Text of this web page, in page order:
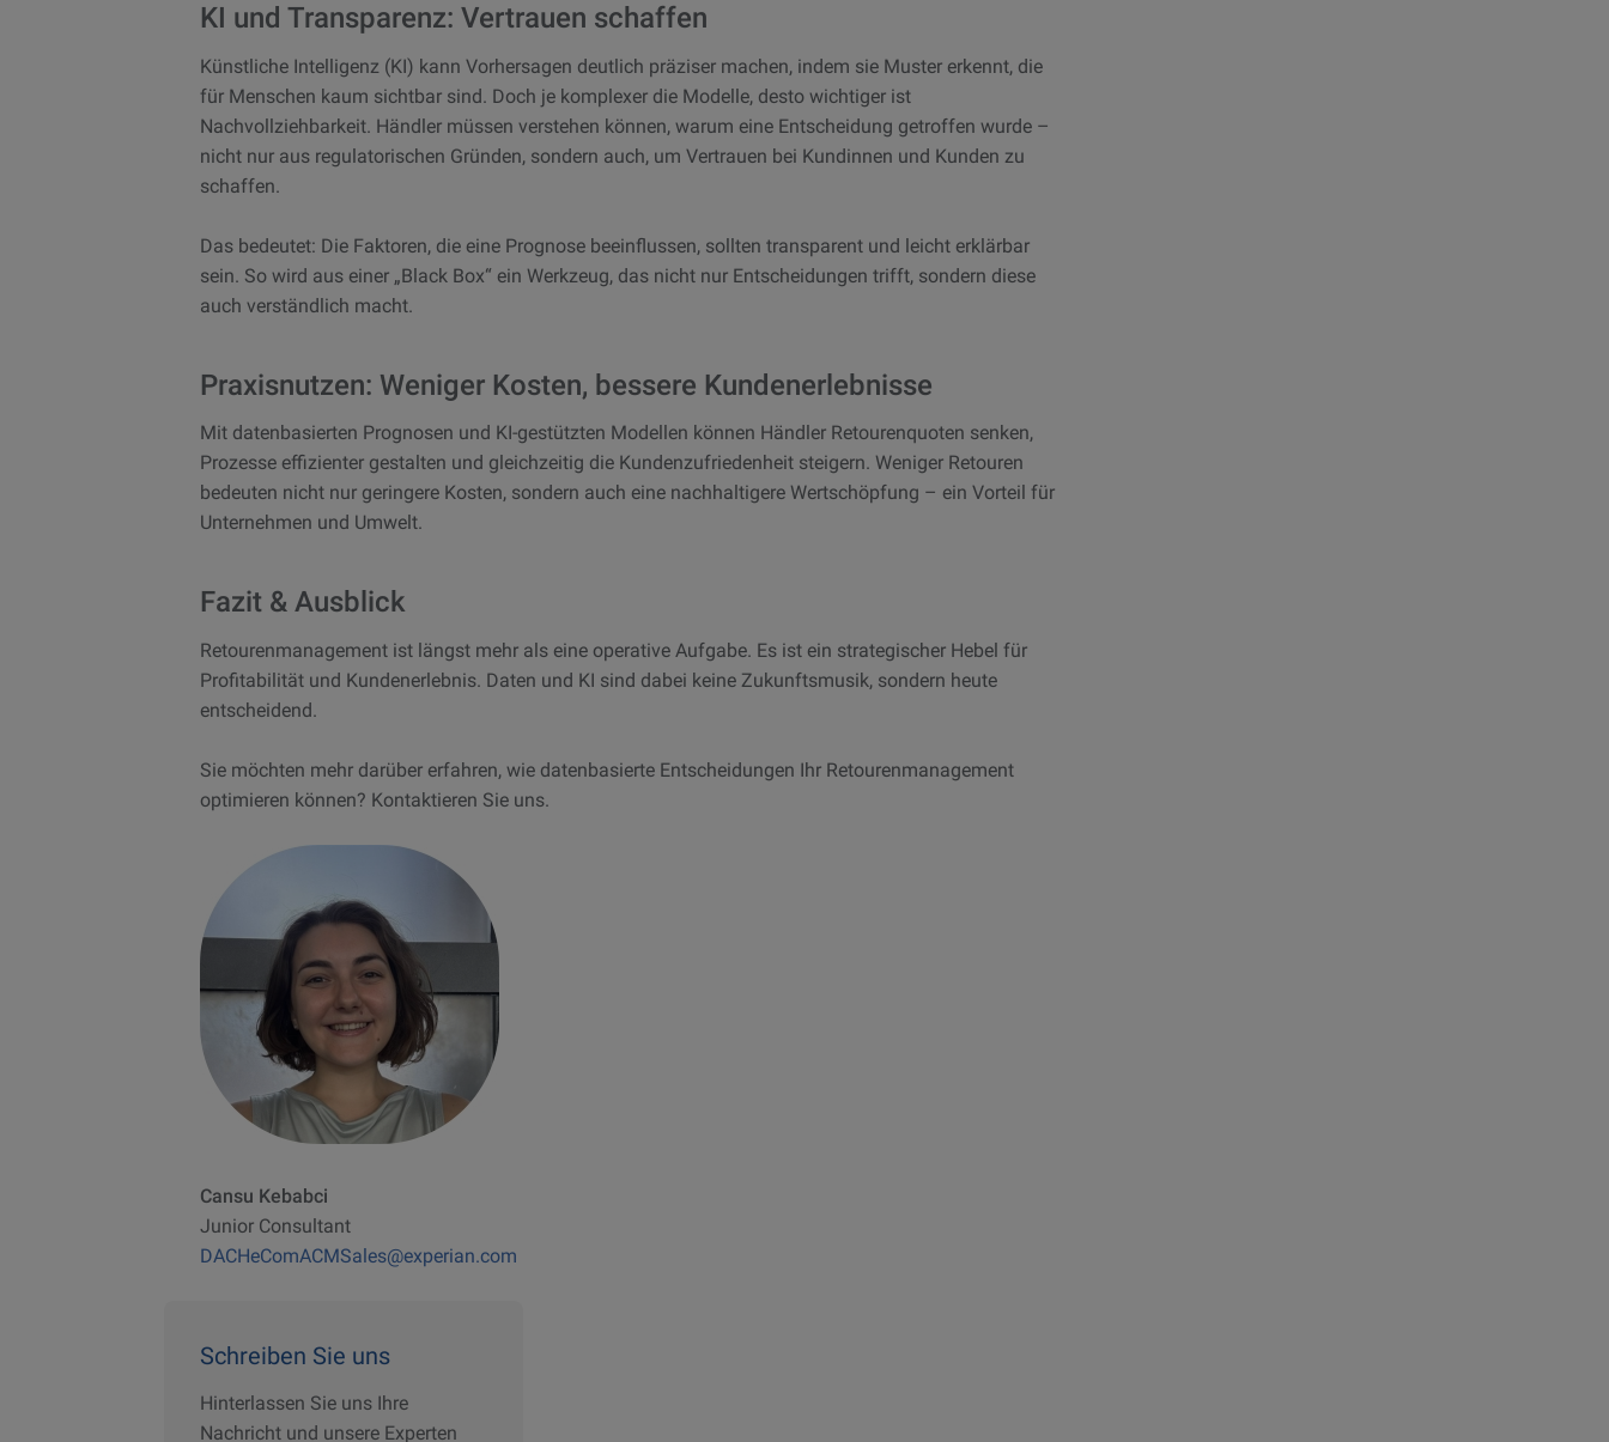
KI und Transparenz: Vertrauen schaffen
Künstliche Intelligenz (KI) kann Vorhersagen deutlich präziser machen, indem sie Muster erkennt, die
für Menschen kaum sichtbar sind. Doch je komplexer die Modelle, desto wichtiger ist
Nachvollziehbarkeit. Händler müssen verstehen können, warum eine Entscheidung getroffen wurde –
nicht nur aus regulatorischen Gründen, sondern auch, um Vertrauen bei Kundinnen und Kunden zu
schaffen.
Das bedeutet: Die Faktoren, die eine Prognose beeinflussen, sollten transparent und leicht erklärbar
sein. So wird aus einer „Black Box“ ein Werkzeug, das nicht nur Entscheidungen trifft, sondern diese
auch verständlich macht.
Praxisnutzen: Weniger Kosten, bessere Kundenerlebnisse
Mit datenbasierten Prognosen und KI-gestützten Modellen können Händler Retourenquoten senken,
Prozesse effizienter gestalten und gleichzeitig die Kundenzufriedenheit steigern. Weniger Retouren
bedeuten nicht nur geringere Kosten, sondern auch eine nachhaltigere Wertschöpfung – ein Vorteil für
Unternehmen und Umwelt.
Fazit & Ausblick
Retourenmanagement ist längst mehr als eine operative Aufgabe. Es ist ein strategischer Hebel für
Profitabilität und Kundenerlebnis. Daten und KI sind dabei keine Zukunftsmusik, sondern heute
entscheidend.
Sie möchten mehr darüber erfahren, wie datenbasierte Entscheidungen Ihr Retourenmanagement
optimieren können? Kontaktieren Sie uns.
Cansu Kebabci
Junior Consultant
DACHeComACMSales@experian.com
Schreiben Sie uns
Hinterlassen Sie uns Ihre
Nachricht und unsere Experten